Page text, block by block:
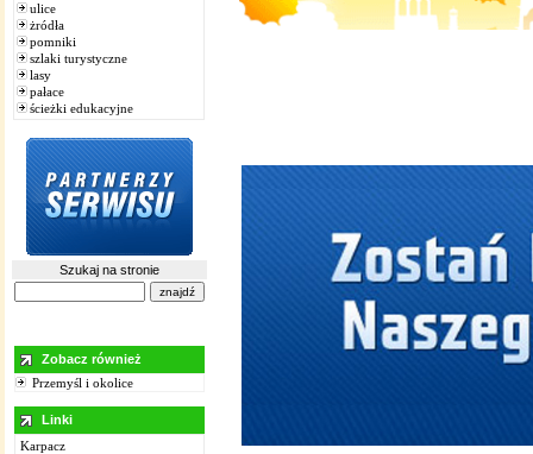
ulice
żródła
pomniki
szlaki turystyczne
lasy
pałace
ścieżki edukacyjne
Szukaj na stronie
Zobacz również
Przemyśl i okolice
Linki
Karpacz